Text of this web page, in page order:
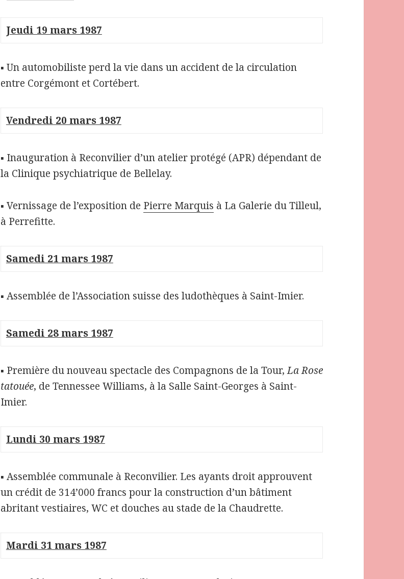
Jeudi 19 mars 1987
▪ Un automobiliste perd la vie dans un accident de la circulation
entre Corgémont et Cortébert.
Vendredi 20 mars 1987
▪ Inauguration à Reconvilier d’un atelier protégé (APR) dépendant de
la Clinique psychiatrique de Bellelay.
▪ Vernissage de l’exposition de Pierre Marquis à La Galerie du Tilleul,
à Perrefitte.
Samedi 21 mars 1987
▪ Assemblée de l’Association suisse des ludothèques à Saint-Imier.
Samedi 28 mars 1987
▪ Première du nouveau spectacle des Compagnons de la Tour,La Rose
tatouée, de Tennessee Williams, à la Salle Saint-Georges à Saint-
Imier.
Lundi 30 mars 1987
▪ Assemblée communale à Reconvilier. Les ayants droit approuvent
un crédit de 314’000 francs pour la construction d’un bâtiment
abritant vestiaires, WC et douches au stade de la Chaudrette.
Mardi 31 mars 1987